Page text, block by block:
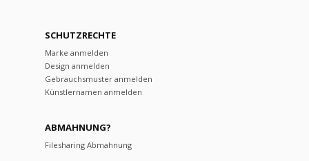
SCHUTZRECHTE
Marke anmelden
Design anmelden
Gebrauchsmuster anmelden
Künstlernamen anmelden
ABMAHNUNG?
Filesharing Abmahnung